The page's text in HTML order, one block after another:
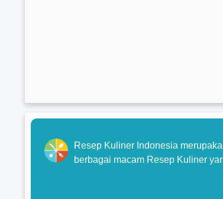
Resep Kuliner Indonesia
berbagai macam Resep Kuliner